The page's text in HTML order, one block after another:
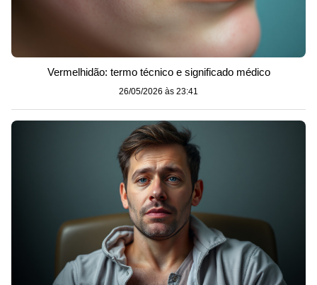
Vermelhidão: termo técnico e significado médico
26/05/2026 às 23:41